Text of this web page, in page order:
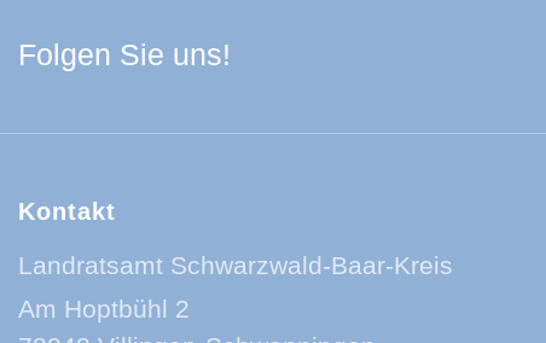
Folgen Sie uns!
Kontakt
Landratsamt Schwarzwald-Baar-Kreis
Am Hoptbühl 2